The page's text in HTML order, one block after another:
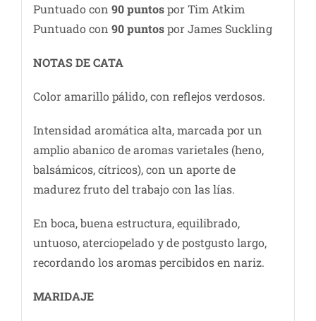
Puntuado con 90 puntospor Tim Atkim
Puntuado con 90 puntospor James Suckling
NOTAS DE CATA
Color amarillo pálido, con reflejos verdosos.
Intensidad aromática alta, marcada por un
amplio abanico de aromas varietales (heno,
balsámicos, cítricos), con un aporte de
madurez fruto del trabajo con las lías.
En boca, buena estructura, equilibrado,
untuoso, aterciopelado y de postgusto largo,
recordando los aromas percibidos en nariz.
MARIDAJE